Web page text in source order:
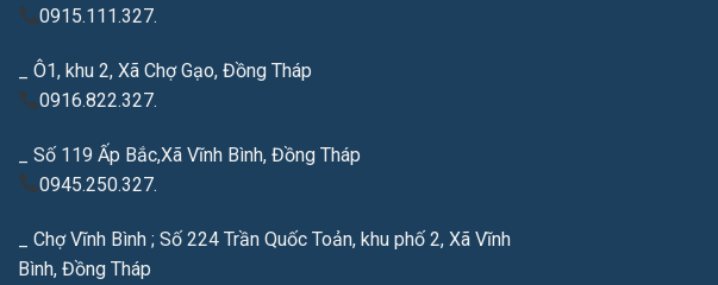
0915.111.327.
_ Ô1, khu 2, Xã Chợ Gạo, Đồng Tháp
0916.822.327.
_ Số 119 Ấp Bắc,Xã Vĩnh Bình, Đồng Tháp
0945.250.327.
_ Chợ Vĩnh Bình ; Số 224 Trần Quốc Toản, khu phố 2, Xã Vĩnh
Bình, Đồng Tháp